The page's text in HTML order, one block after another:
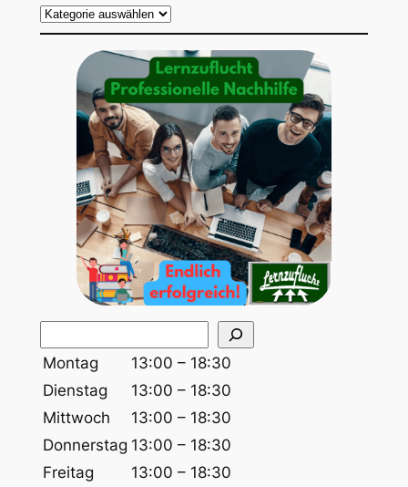
u
e
n
Montag
13:00 – 18:30
Dienstag
13:00 – 18:30
Mittwoch
13:00 – 18:30
Donnerstag 13:00 – 18:30
Freitag
13:00 – 18:30